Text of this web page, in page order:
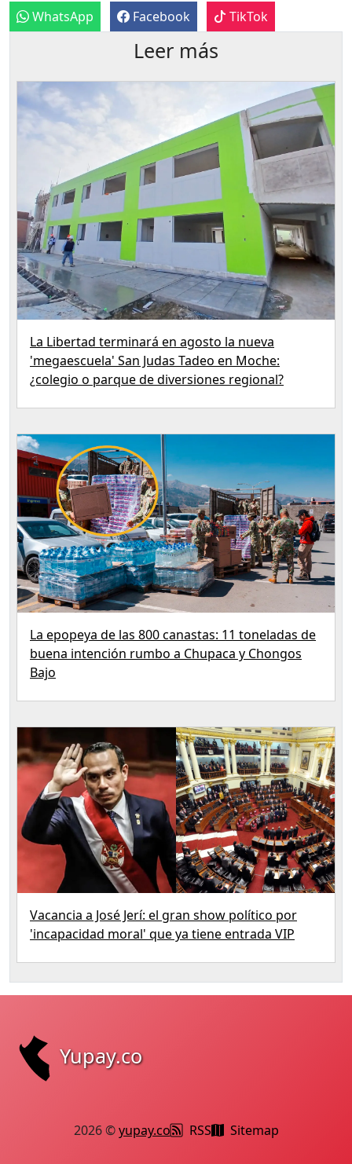
WhatsApp Facebook TikTok
Leer más
La Libertad terminará en agosto la nueva
'megaescuela' San Judas Tadeo en Moche:
¿colegio o parque de diversiones regional?
La epopeya de las 800 canastas: 11 toneladas de
buena intención rumbo a Chupaca y Chongos
Bajo
Vacancia a José Jerí: el gran show político por
'incapacidad moral' que ya tiene entrada VIP
Yupay.co
2026 ©yupay.co RSS Sitemap